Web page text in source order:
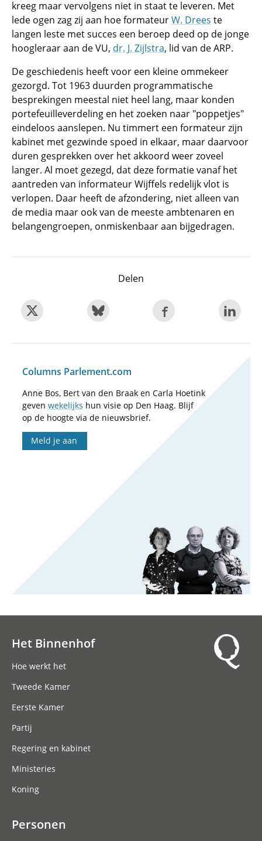
kreeg maar vervolgens niet in staat te leveren. Met
lede ogen zag zij aan hoe formateurW. Drees te
langen leste met succes een beroep deed op de jonge
hoogleraar aan de VU, dr. J. Zijlstra, lid van de ARP.
De geschiedenis heeft voor een kleine ommekeer
gezorgd. Tot 1963 duurden programmatische
besprekingen meestal niet heel lang, maar konden
portefeuilleverdeling en het zoeken naar "poppetjes"
eindeloos aanslepen. Nu timmert een formateur zijn
kabinet met gezwinde spoed in elkaar, maar daarvoor
duren gesprekken over het akkoord weer zoveel
langer. Al moet gezegd, dat deze formatie vanaf het
aantreden van informateur Wijffels redelijk vlot is
verlopen. Daar heeft de afzondering, niet alleen van
de media maar ook van de meeste ambtenaren en
belangengroepen, onmiskenbaar aan bijgedragen.
Delen
Columns Parlement.com
Anne Bos, Bert van den Braak en Carla Hoetink
geven wekelijks hun visie op Den Haag. Blijf
op de hoogte via de nieuwsbrief.
Meld je aan
Het Binnenhof
Hoe werkt het
Tweede Kamer
Eerste Kamer
Partij
Regering en kabinet
Ministeries
Koning
Personen